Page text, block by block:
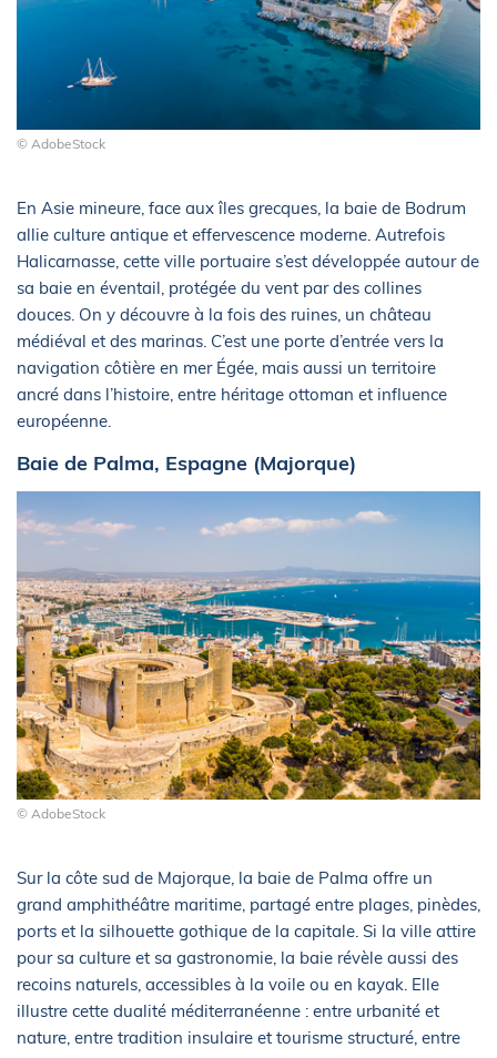
© AdobeStock
En Asie mineure, face aux îles grecques, la baie de Bodrum
allie culture antique et effervescence moderne. Autrefois
Halicarnasse, cette ville portuaire s’est développée autour de
sa baie en éventail, protégée du vent par des collines
douces. On y découvre à la fois des ruines, un château
médiéval et des marinas. C’est une porte d’entrée vers la
navigation côtière en mer Égée, mais aussi un territoire
ancré dans l’histoire, entre héritage ottoman et influence
européenne.
Baie de Palma, Espagne (Majorque)
© AdobeStock
Sur la côte sud de Majorque, la baie de Palma offre un
grand amphithéâtre maritime, partagé entre plages, pinèdes,
ports et la silhouette gothique de la capitale. Si la ville attire
pour sa culture et sa gastronomie, la baie révèle aussi des
recoins naturels, accessibles à la voile ou en kayak. Elle
illustre cette dualité méditerranéenne : entre urbanité et
nature, entre tradition insulaire et tourisme structuré, entre